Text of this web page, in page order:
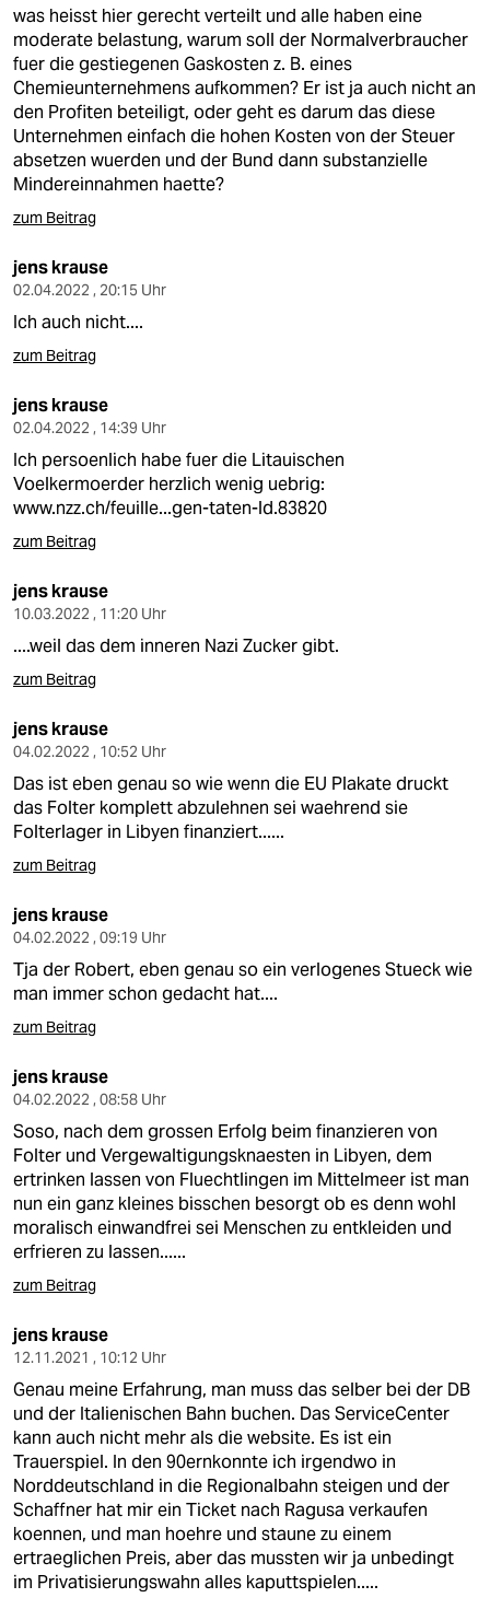
was heisst hier gerecht verteilt und alle haben eine
moderate belastung, warum soll der Normalverbraucher
fuer die gestiegenen Gaskosten z. B. eines
Chemieunternehmens aufkommen? Er ist ja auch nicht an
den Profiten beteiligt, oder geht es darum das diese
Unternehmen einfach die hohen Kosten von der Steuer
absetzen wuerden und der Bund dann substanzielle
Mindereinnahmen haette?
zum Beitrag
jens krause
02.04.2022 , 20:15 Uhr
Ich auch nicht....
zum Beitrag
jens krause
02.04.2022 , 14:39 Uhr
Ich persoenlich habe fuer die Litauischen
Voelkermoerder herzlich wenig uebrig:
www.nzz.ch/feuille...gen-taten-ld.83820
zum Beitrag
jens krause
10.03.2022 , 11:20 Uhr
....weil das dem inneren Nazi Zucker gibt.
zum Beitrag
jens krause
04.02.2022 , 10:52 Uhr
Das ist eben genau so wie wenn die EU Plakate druckt
das Folter komplett abzulehnen sei waehrend sie
Folterlager in Libyen finanziert......
zum Beitrag
jens krause
04.02.2022 , 09:19 Uhr
Tja der Robert, eben genau so ein verlogenes Stueck wie
man immer schon gedacht hat....
zum Beitrag
jens krause
04.02.2022 , 08:58 Uhr
Soso, nach dem grossen Erfolg beim finanzieren von
Folter und Vergewaltigungsknaesten in Libyen, dem
ertrinken lassen von Fluechtlingen im Mittelmeer ist man
nun ein ganz kleines bisschen besorgt ob es denn wohl
moralisch einwandfrei sei Menschen zu entkleiden und
erfrieren zu lassen......
zum Beitrag
jens krause
12.11.2021 , 10:12 Uhr
Genau meine Erfahrung, man muss das selber bei der DB
und der Italienischen Bahn buchen. Das ServiceCenter
kann auch nicht mehr als die website. Es ist ein
Trauerspiel. In den 90ernkonnte ich irgendwo in
Norddeutschland in die Regionalbahn steigen und der
Schaffner hat mir ein Ticket nach Ragusa verkaufen
koennen, und man hoehre und staune zu einem
ertraeglichen Preis, aber das mussten wir ja unbedingt
im Privatisierungswahn alles kaputtspielen.....